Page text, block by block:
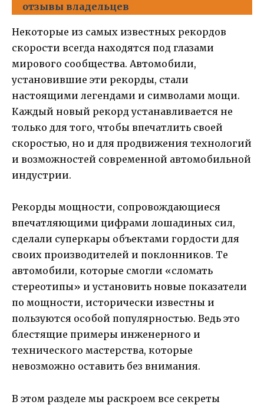
отзывы владельцев
Некоторые из самых известных рекордов
скорости всегда находятся под глазами
мирового сообщества. Автомобили,
установившие эти рекорды, стали
настоящими легендами и символами мощи.
Каждый новый рекорд устанавливается не
только для того, чтобы впечатлить своей
скоростью, но и для продвижения технологий
и возможностей современной автомобильной
индустрии.
Рекорды мощности, сопровождающиеся
впечатляющими цифрами лошадиных сил,
сделали суперкары объектами гордости для
своих производителей и поклонников. Те
автомобили, которые смогли «сломать
стереотипы» и установить новые показатели
по мощности, исторически известны и
пользуются особой популярностью. Ведь это
блестящие примеры инженерного и
технического мастерства, которые
невозможно оставить без внимания.
В этом разделе мы раскроем все секреты